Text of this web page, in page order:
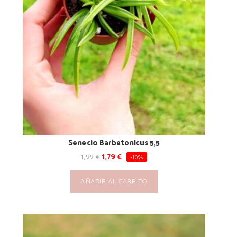
Senecio Barbetonicus 5,5
1,99€ 1,79 € -10%
AÑADIR AL CARRITO